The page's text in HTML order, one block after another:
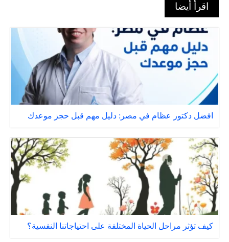
اقرأ أيضا
افضل دكتور عظام في مصر: دليل مهم قبل حجز موعدك
كيف تؤثر مراحل الحياة المختلفة على احتياجاتنا النفسية؟